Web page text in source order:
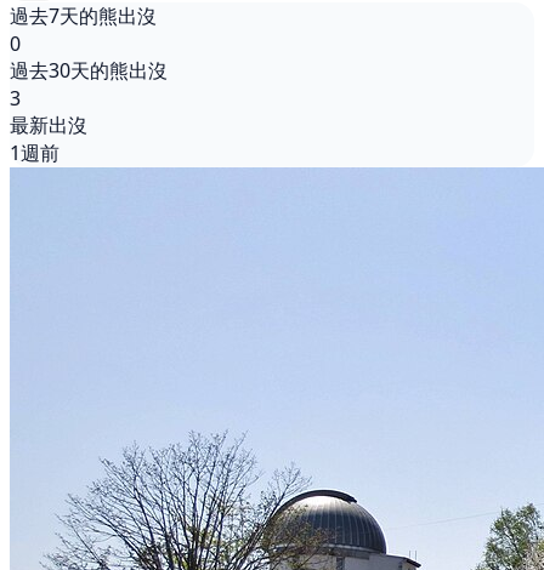
過去7天的熊出沒
0
過去30天的熊出沒
3
最新出沒
1週前